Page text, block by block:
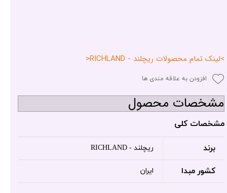
>لینک تمام محصولات ریچلند - RICHLAND<
افزودن به علاقه مندی ها
مشخصات محصول
مشخصات کلی
برند ریچلند - RICHLAND
کشور مبدا ایران